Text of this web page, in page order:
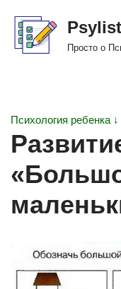
Перейти
Просто о
Психология ребенка ↓